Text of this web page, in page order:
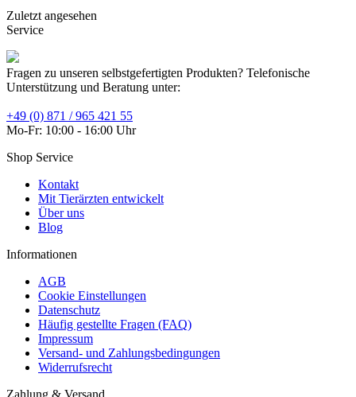
Zuletzt angesehen
Service
Fragen zu unseren selbstgefertigten Produkten? Telefonische
Unterstützung und Beratung unter:
+49 (0) 871 / 965 421 55
Mo-Fr: 10:00 - 16:00 Uhr
Shop Service
Kontakt
Mit Tierärzten entwickelt
Über uns
Blog
Informationen
AGB
Cookie Einstellungen
Datenschutz
Häufig gestellte Fragen (FAQ)
Impressum
Versand- und Zahlungsbedingungen
Widerrufsrecht
Zahlung & Versand